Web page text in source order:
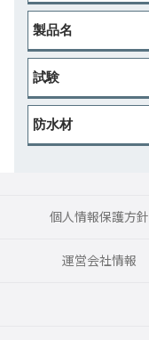
製品名
試験
防水材
個人情報保護方針
運営会社情報